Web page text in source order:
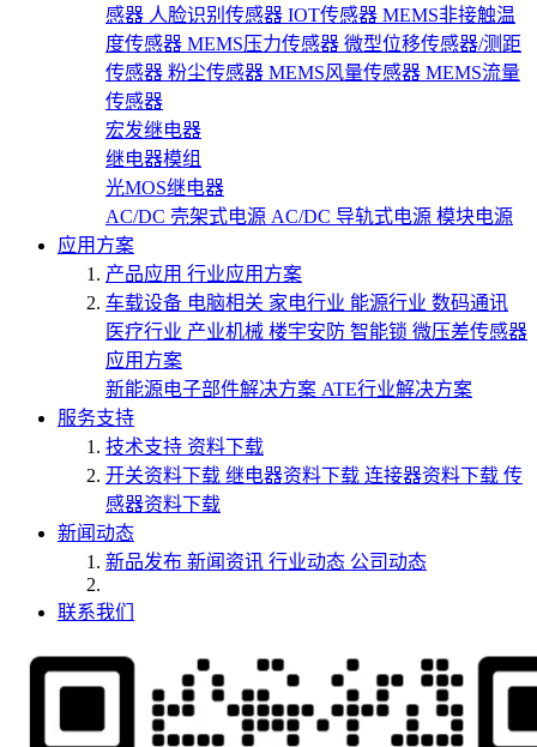
感器 人脸识别传感器 IOT传感器 MEMS非接触温
度传感器 MEMS压力传感器 微型位移传感器/测距
传感器 粉尘传感器 MEMS风量传感器 MEMS流量
传感器
宏发继电器
继电器模组
光MOS继电器
AC/DC 壳架式电源 AC/DC 导轨式电源 模块电源
应用方案
产品应用 行业应用方案
车载设备 电脑相关 家电行业 能源行业 数码通讯
医疗行业 产业机械 楼宇安防 智能锁 微压差传感器
应用方案
新能源电子部件解决方案 ATE行业解决方案
服务支持
技术支持 资料下载
开关资料下载 继电器资料下载 连接器资料下载 传
感器资料下载
新闻动态
新品发布 新闻资讯 行业动态 公司动态
联系我们